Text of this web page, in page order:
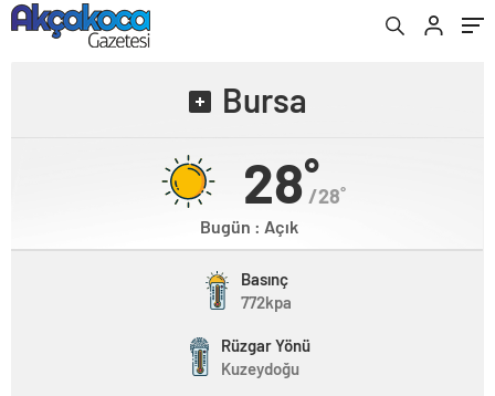
Bursa
28˚
/28˚
Bugün : Açık
Basınç
772kpa
Rüzgar Yönü
Kuzeydoğu